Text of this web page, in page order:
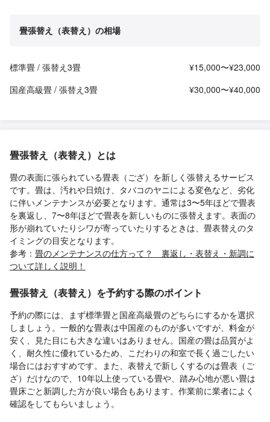
畳張替え（表替え）の相場
標準畳 / 張替え3畳
¥15,000〜¥23,000
国産高級畳 / 張替え3畳
¥30,000〜¥40,000
畳張替え（表替え）とは
畳の表面に張られている畳表（ござ）を新しく張替えるサービス
です。畳は、汚れや日焼け、タバコのヤニによる変色など、劣化
に伴いメンテナンスが必要となります。通常は3〜5年ほどで畳表
を裏返し、7〜8年ほどで畳表を新しいものに張替えます。表面の
形が崩れていたりシワが寄っていたりするときは、畳表替えのタ
イミングの目安となります。
参考： 畳のメンテナンスの仕方って？ 裏返し・表替え・新調に
ついて詳しく説明！
畳張替え（表替え）を予約する際のポイント
予約の際には、まず標準畳と国産高級畳のどちらにするかを選択
しましょう。一般的な畳表は中国産のものが多いですが、料金が
安く、見た目にも大きな違いはありません。国産の畳は品質がよ
く、耐久性に優れているため、こだわりの和室で長く過ごしたい
場合にはおすすめです。また、表替えで新しくするのは畳表（ご
ざ）だけなので、10年以上使っている畳や、踏み心地が悪い畳は
畳床ごと新調した方が良い場合もあります。作業前に業者によく
確認をしてもらいましょう。